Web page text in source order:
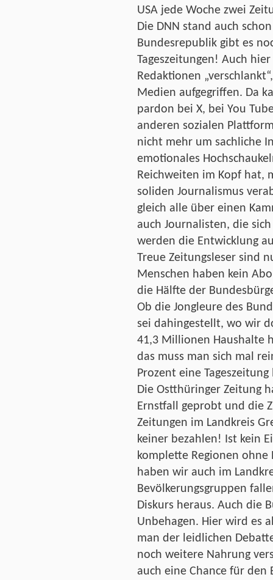
USA jede Woche zwei
Die DNN stand auch
Bundesrepublik gibt es
Tageszeitungen! Auch
Redaktionen
Medien aufgegriffen. Da
pardon bei X, bei You
anderen sozialen
nicht mehr um sachliche
emotionales
Reichweiten im Kopf hat,
soliden Journalismus
gleich alle über einen
auch Journalisten, die
werden die Entwicklung
Treue Zeitungsleser sind
Menschen haben kein
die Hälfte der
Ob die Jongleure des
sei dahingestellt, wo wir
41,3 Millionen Haushalte
das muss man sich mal
Prozent eine
Die Ostthüringer Zeitung
Ernstfall geprobt und die
Zeitungen im Landkreis
keiner bezahlen! Ist kein
komplette Regionen
haben wir auch im
Bevölkerungsgruppen
Diskurs heraus. Auch die
Unbehagen. Hier wird es
man der leidlichen
noch weitere Nahrung
auch eine Chance für den